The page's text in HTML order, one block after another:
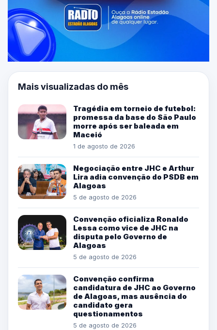
Mais visualizadas do mês
Tragédia em torneio de futebol:
promessa da base do São Paulo
morre após ser baleada em
Maceió
1 de agosto de 2026
Negociação entre JHC e Arthur
Lira adia convenção do PSDB em
Alagoas
5 de agosto de 2026
Convenção oficializa Ronaldo
Lessa como vice de JHC na
disputa pelo Governo de
Alagoas
5 de agosto de 2026
Convenção confirma
candidatura de JHC ao Governo
de Alagoas, mas ausência do
candidato gera
questionamentos
5 de agosto de 2026